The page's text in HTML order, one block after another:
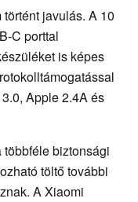
javulás. A 10
C porttal
is képes
Apple 2.4A és
többféle biztonsági
töltő további
A Xiaomi